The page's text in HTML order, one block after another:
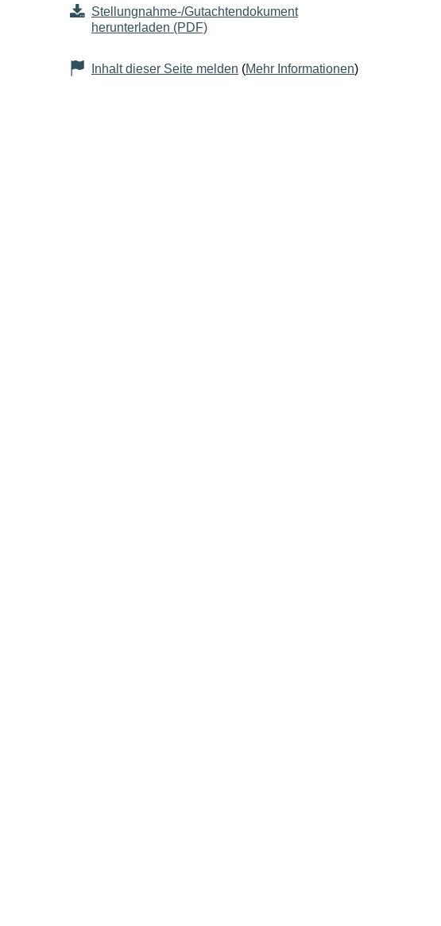
Seiteninhalt
Stellungnahme-/Gutachtendokument
herunterladen (PDF)
Inhalt dieser Seite melden (Mehr Informationen)